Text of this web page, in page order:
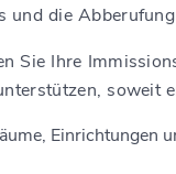
und die
Sie Ihre
soweit
Einrichtungen